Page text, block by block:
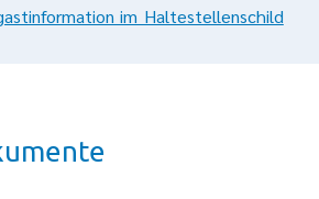
im Haltestellenschild